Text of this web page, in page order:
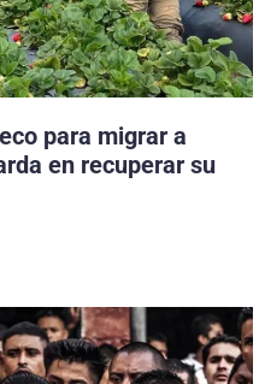
para migrar a
en recuperar su